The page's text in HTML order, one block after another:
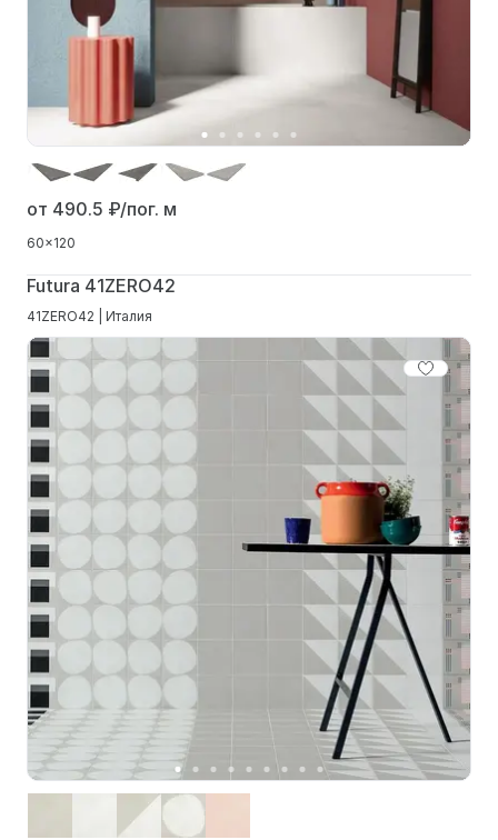
от 490.5 ₽/пог. м
60x120
Futura 41ZERO42
41ZERO42 | Италия